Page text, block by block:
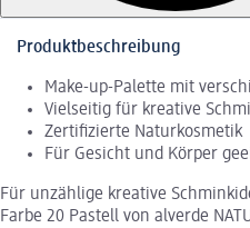
Produktbeschreibung
Make-up-Palette mit
Vielseitig für kreative
Zertifizierte Naturkosmetik
Für Gesicht und Körper
Für unzählige kreative
Farbe 20 Pastell von alverde